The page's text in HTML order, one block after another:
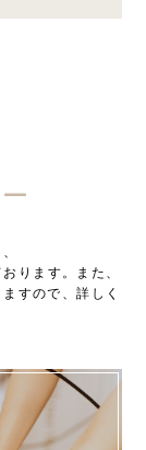
ります。また、
すので、詳しく